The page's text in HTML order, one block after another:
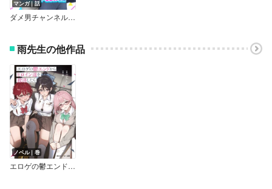
マンガ｜話
ダメ男チャンネル～マザ男・スピ男・婚活ダメ男編～
雨先生の他作品
ノベル｜巻
エロゲの鬱エンドからヒロイン達を救済したら【電子特別版】